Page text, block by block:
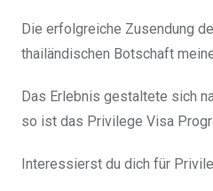
Die erfolgreiche Zusendung
thailändischen Botschaft
Das Erlebnis gestaltete sich
so ist das Privilege Visa
Interessierst du dich für